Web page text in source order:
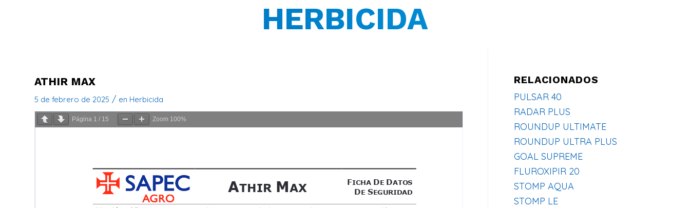
HERBICIDA
ATHIR MAX
5 de febrero de 2025 / en Herbicida
Página 1 / 15 Zoom 100%
RELACIONADOS
PULSAR 40
RADAR PLUS
ROUNDUP ULTIMATE
ROUNDUP ULTRA PLUS
GOAL SUPREME
FLUROXIPIR 20
STOMP AQUA
STOMP LE